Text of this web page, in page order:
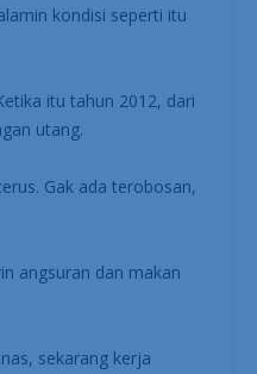
kondisi seperti itu
itu tahun 2012, dari
utang.
Gak ada terobosan,
angsuran dan makan
sekarang kerja